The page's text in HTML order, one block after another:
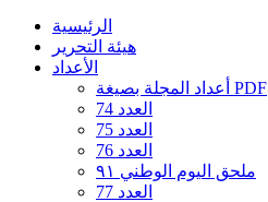
الرئيسية
هيئة التحرير
الأعداد
أعداد المجلة بصيغة PDF
العدد 74
العدد 75
العدد 76
ملحق اليوم الوطني ٩١
العدد 77